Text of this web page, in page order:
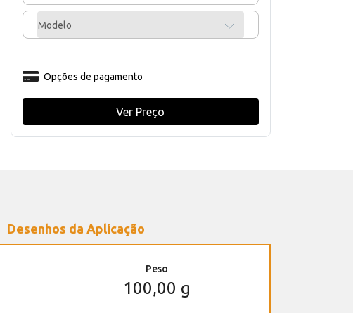
Modelo
Opções de pagamento
Ver Preço
Desenhos da Aplicação
Peso
100,00 g